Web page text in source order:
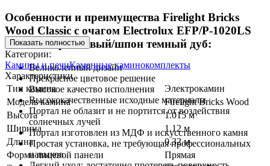
Особенности и преимущества Firelight Bricks
Wood Classic с очагом Electrolux EFP/P-1020LS
камень коричневый/шпон темный дуб:
Великолепный дизайн
Прекрасное цветовое решение
Высокое качество исполнения
Высококачественные исходные материалы
Портал не облазит и не портится от воздействия
солнечных лучей
Портал изготовлен из МДФ и искусственного камня
Простая установка, не требующая профессиональных
навыков
Показать полностью
Категории:
Камины и печиКаменные каминокомплекты
Характеристики
Тип камина
Электрокамин
Модель камина
Firelight Bricks Wood
Высота
1.015 м
Ширина
1.12 м
Длина
0.32 м
Форма лицевой панели
Прямая